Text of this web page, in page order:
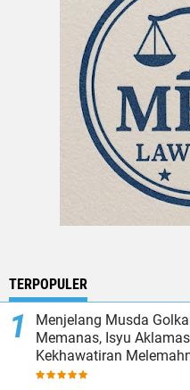
TERPOPULER
Menjelang Musda
Memanas, Isyu
Kekhawatiran
Internal